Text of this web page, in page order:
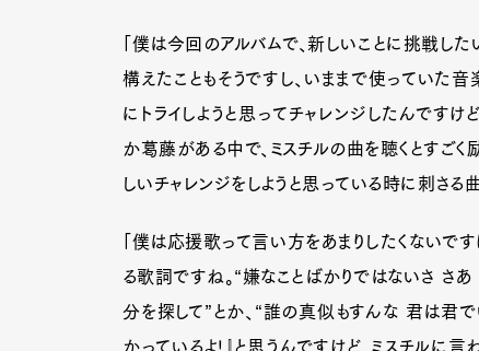
「僕は今回のアルバムで、新しいことに挑戦し
構えたこともそうですし、いままで使っていた
にトライしようと思ってチャレンジしたんですけ
か葛藤がある中で、ミスチルの曲を聴くとすごく
しいチャレンジをしようと思っている時に刺さる曲
「僕は応援歌って言い方をあまりしたくないで
る歌詞ですね。“嫌なことばかりではないさ さあ
分を探して”とか、“誰の真似もすんな 君は君で
かっているよ!』と思うんですけど、ミスチルに言